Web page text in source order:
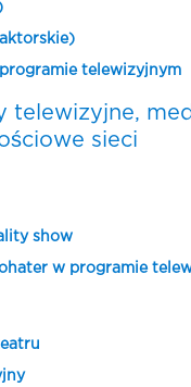
telewizyjnym
telewizyjne,
sieci
show
w programie